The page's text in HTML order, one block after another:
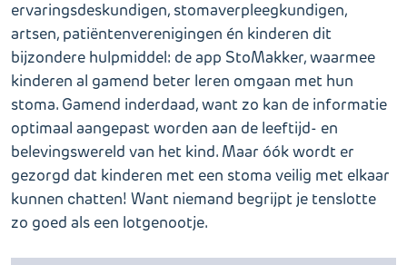
ervaringsdeskundigen, stomaverpleegkundigen,
artsen, patiëntenverenigingen én kinderen dit
bijzondere hulpmiddel: de app StoMakker, waarmee
kinderen al gamend beter leren omgaan met hun
stoma. Gamend inderdaad, want zo kan de informatie
optimaal aangepast worden aan de leeftijd- en
belevingswereld van het kind. Maar óók wordt er
gezorgd dat kinderen met een stoma veilig met elkaar
kunnen chatten! Want niemand begrijpt je tenslotte
zo goed als een lotgenootje.